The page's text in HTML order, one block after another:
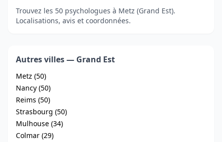
Trouvez les 50 psychologues à Metz (Grand Est).
Localisations, avis et coordonnées.
Autres villes — Grand Est
Metz (50)
Nancy (50)
Reims (50)
Strasbourg (50)
Mulhouse (34)
Colmar (29)